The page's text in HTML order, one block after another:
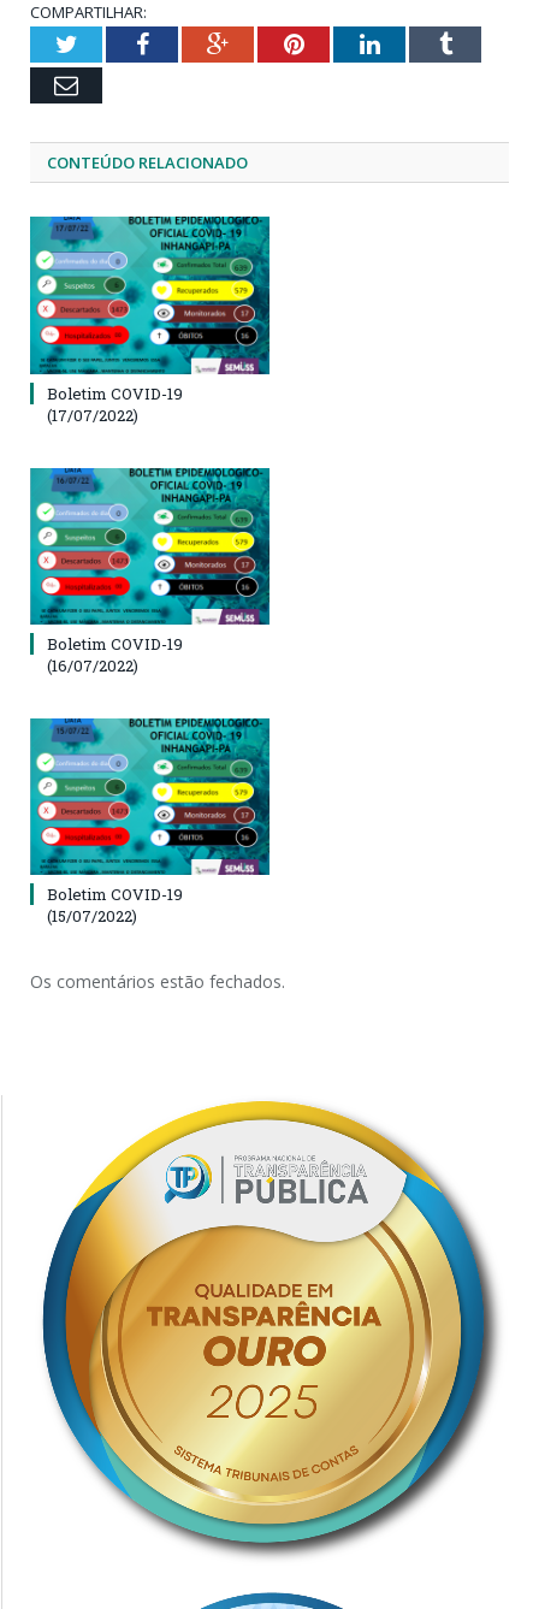
COMPARTILHAR:
TwitterFacebookGoogle+PinterestLinkedInTumblr
Email
CONTEÚDO RELACIONADO
Boletim COVID-19
(17/07/2022)
Boletim COVID-19
(16/07/2022)
Boletim COVID-19
(15/07/2022)
Os comentários estão fechados.